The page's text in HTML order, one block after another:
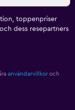
toppenpriser
dess resepartners
användarvillkor och